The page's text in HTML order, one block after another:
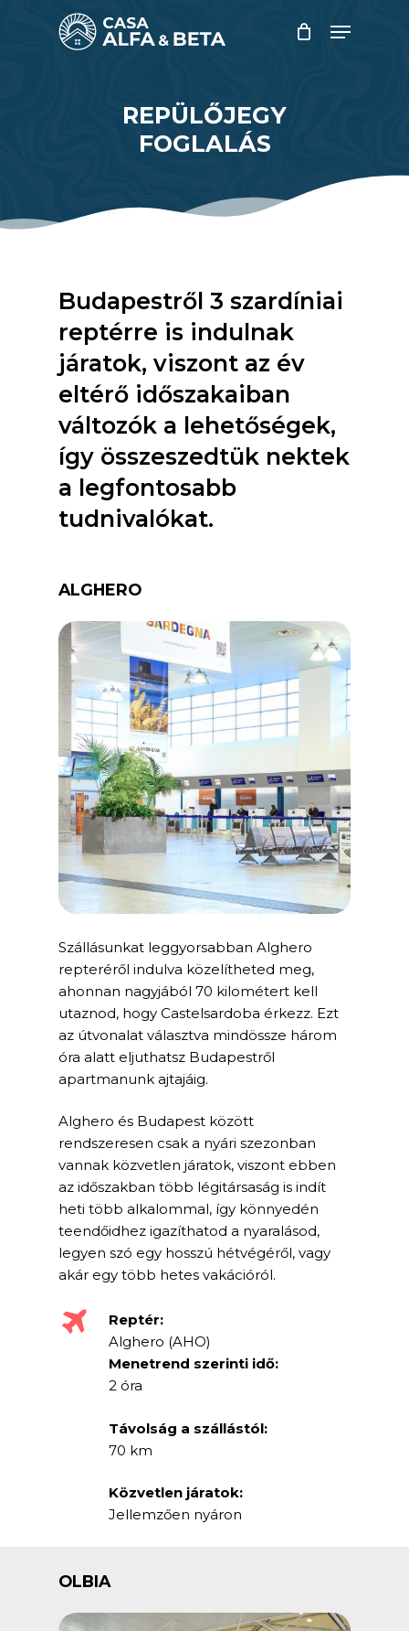
Menu
REPÜLŐJEGY
FOGLALÁS
Budapestről 3 szardíniai
reptérre is indulnak
járatok, viszont az év
eltérő időszakaiban
változók a lehetőségek,
így összeszedtük nektek
a legfontosabb
tudnivalókat.
ALGHERO
Szállásunkat leggyorsabban Alghero
repteréről indulva közelítheted meg,
ahonnan nagyjából 70 kilométert kell
utaznod, hogy Castelsardoba érkezz. Ezt
az útvonalat választva mindössze három
óra alatt eljuthatsz Budapestről
apartmanunk ajtajáig.
Alghero és Budapest között
rendszeresen csak a nyári szezonban
vannak közvetlen járatok, viszont ebben
az időszakban több légitársaság is indít
heti több alkalommal, így könnyedén
teendőidhez igazíthatod a nyaralásod,
legyen szó egy hosszú hétvégéről, vagy
akár egy több hetes vakációról.
Reptér:
Alghero (AHO)
Menetrend szerinti idő:
2 óra
Távolság a szállástól:
70 km
Közvetlen járatok:
Jellemzően nyáron
OLBIA